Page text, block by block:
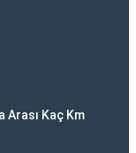
Arası Kaç Km